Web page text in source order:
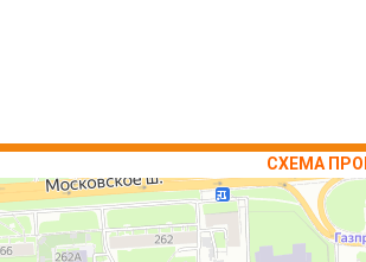
СХЕМА